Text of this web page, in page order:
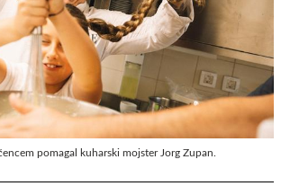
pomagal kuharski mojster Jorg Zupan.